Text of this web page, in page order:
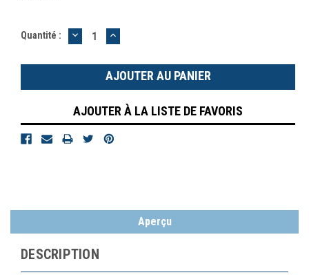
Quantité : DIMINUER
LA
:
AUGMENTER
LA
:
AJOUTER À LA LISTE DE FAVORIS
Aperçu
DESCRIPTION